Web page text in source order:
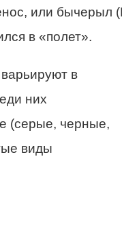
или бычерыл
в «полет».
в
них
(серые, черные,
виды